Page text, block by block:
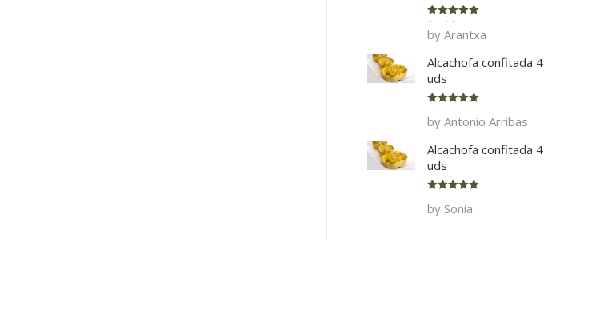
Rated 5
of 5
by Arantxa
Alcachofa confitada 4
uds
Rated 5
of 5
by Antonio Arribas
Alcachofa confitada 4
uds
Rated 5
of 5
by Sonia